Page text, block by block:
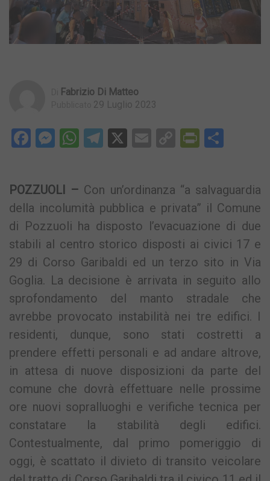
Fabrizio Di Matteo
29 Luglio 2023
Facebook
Messenger
WhatsApp
Telegram
X EmailCopy
POZZUOLI – Con un’ordinanza “a salvaguardia
della incolumità pubblica e privata” il Comune
di Pozzuoli ha disposto l’evacuazione di due
stabili al centro storico disposti ai civici 17 e
29 di Corso Garibaldi ed un terzo sito in Via
Goglia. La decisione è arrivata in seguito allo
sprofondamento del manto stradale che
avrebbe provocato instabilità nei tre edifici. I
residenti, dunque, sono stati costretti a
prendere effetti personali e ad andare altrove,
in attesa di nuove disposizioni da parte del
comune che dovrà effettuare nelle prossime
ore nuovi sopralluoghi e verifiche tecnica per
constatare la stabilità degli edifici.
Contestualmente, dal primo pomeriggio di
oggi, è scattato il divieto di transito veicolare